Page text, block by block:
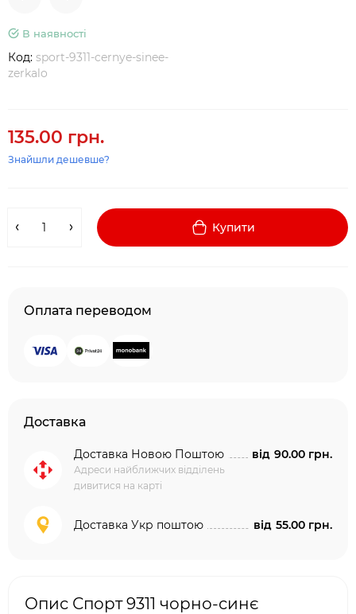
В наявності
Код: sport-9311-cernye-sinee-
zerkalo
135.00 грн.
Знайшли дешевше?
Купити
Оплата переводом
Доставка
Доставка Новою Поштою
Адреси найближчих відділень
дивитися на карті
від 90.00 грн.
Доставка Укр поштою від 55.00 грн.
Опис Спорт 9311 чорно-синє